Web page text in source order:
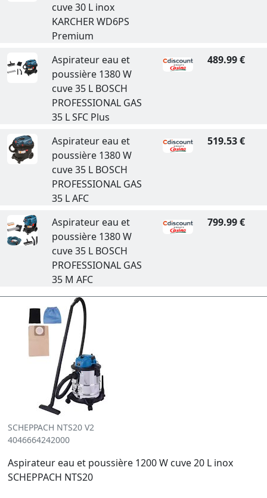
cuve 30 L inox
KARCHER WD6PS
Premium
Aspirateur eau et
poussière 1380 W
cuve 35 L BOSCH
PROFESSIONAL GAS
35 L SFC Plus
489.99 €
Aspirateur eau et
poussière 1380 W
cuve 35 L BOSCH
PROFESSIONAL GAS
35 L AFC
519.53 €
Aspirateur eau et
poussière 1380 W
cuve 35 L BOSCH
PROFESSIONAL GAS
35 M AFC
799.99 €
SCHEPPACH NTS20 V2
4046664242000
Aspirateur eau et poussière 1200 W cuve 20 L inox
SCHEPPACH NTS20